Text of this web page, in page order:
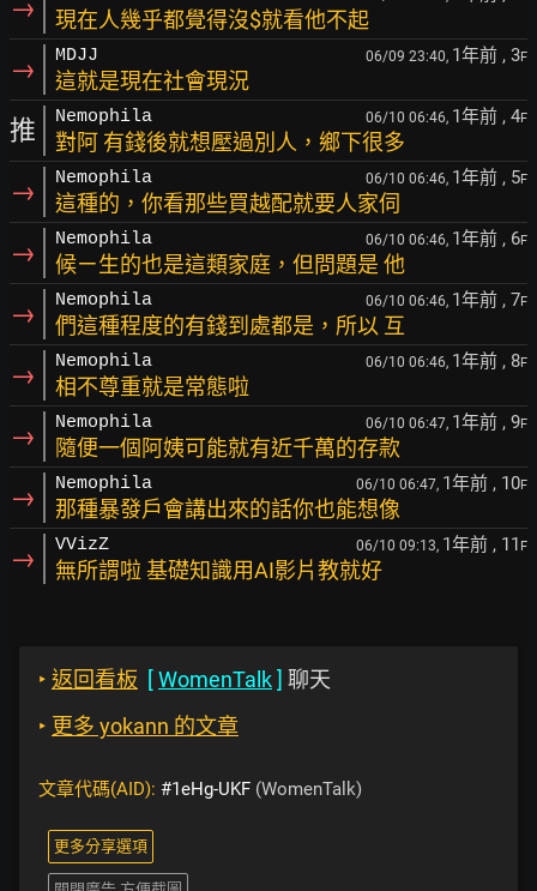
→ 現在人幾乎都覺得沒$就看他不起
→ MDJJ 06/09 23:40, 1年前 , 3F
這就是現在社會現況
推 Nemophila 06/10 06:46, 1年前 , 4F
對阿 有錢後就想壓過別人，鄉下很多
→ Nemophila 06/10 06:46, 1年前 , 5F
這種的，你看那些買越配就要人家伺
→ Nemophila 06/10 06:46, 1年前 , 6F
候ㄧ生的也是這類家庭，但問題是 他
→ Nemophila 06/10 06:46, 1年前 , 7F
們這種程度的有錢到處都是，所以 互
→ Nemophila 06/10 06:46, 1年前 , 8F
相不尊重就是常態啦
→ Nemophila 06/10 06:47, 1年前 , 9F
隨便一個阿姨可能就有近千萬的存款
→ Nemophila 06/10 06:47, 1年前 , 10F
那種暴發戶會講出來的話你也能想像
→ VVizZ 06/10 09:13, 1年前 , 11 F
無所謂啦 基礎知識用AI影片教就好
‣ 返回看板 [WomenTalk] 聊天
‣ 更多 yokann 的文章
文章代碼(AID): #1eHg-UKF (WomenTalk)
更多分享選項